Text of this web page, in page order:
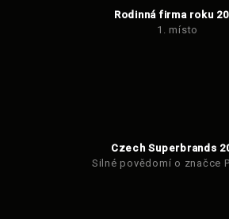
Rodinná firma roku
1. místo
Czech Superbrands
Silné povědomí o značce